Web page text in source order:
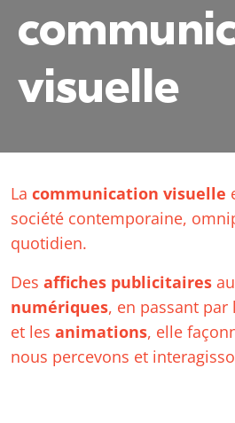
visuelle
La communication visuelle
société contemporaine,
quotidien.
Des affiches publicitaires
numériques, en passant par
et les animations, elle
nous percevons et